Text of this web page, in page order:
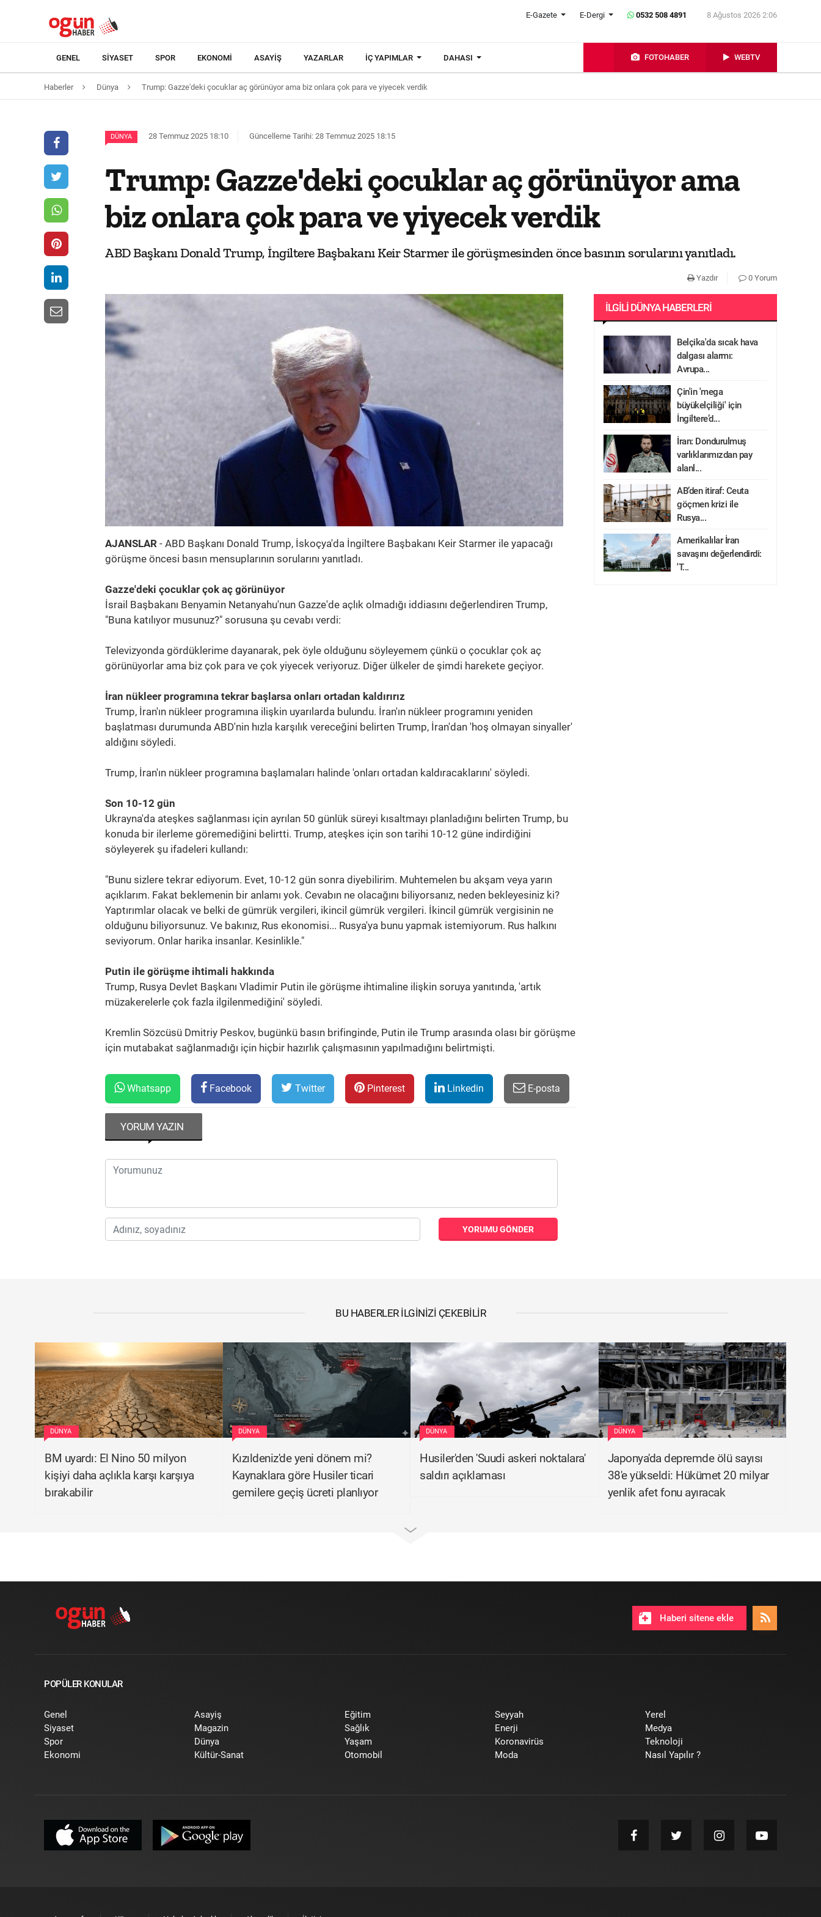
E-Gazete E-Dergi 0532 508 4891 8 Ağustos 2026 2:06
GENEL SIYASET SPOR EKONOMI ASAYIŞ YAZARLAR İÇ YAPIMLAR DAHASI FOTOHABER WEBTV
Haberler Dünya Trump: Gazze'deki çocuklar aç görünüyor ama biz onlara çok para ve yiyecek verdik
DÜNYA 28 Temmuz 2025 18:10 Güncelleme Tarihi: 28 Temmuz 2025 18:15
Trump: Gazze'deki çocuklar aç görünüyor ama
biz onlara çok para ve yiyecek verdik
ABD Başkanı Donald Trump, İngiltere Başbakanı Keir Starmer ile görüşmesinden önce basının sorularını yanıtladı.
Yazdır 0 Yorum
AJANSLAR - ABD Başkanı Donald Trump, İskoçya'da İngiltere Başbakanı Keir Starmer ile yapacağı
görüşme öncesi basın mensuplarının sorularını yanıtladı.
Gazze'deki çocuklar çok aç görünüyor
İsrail Başbakanı Benyamin Netanyahu'nun Gazze'de açlık olmadığı iddiasını değerlendiren Trump,
"Buna katılıyor musunuz?" sorusuna şu cevabı verdi:
Televizyonda gördüklerime dayanarak, pek öyle olduğunu söyleyemem çünkü o çocuklar çok aç
görünüyorlar ama biz çok para ve çok yiyecek veriyoruz. Diğer ülkeler de şimdi harekete geçiyor.
İran nükleer programına tekrar başlarsa onları ortadan kaldırırız
Trump, İran'ın nükleer programına ilişkin uyarılarda bulundu. İran'ın nükleer programını yeniden
başlatması durumunda ABD'nin hızla karşılık vereceğini belirten Trump, İran'dan 'hoş olmayan sinyaller'
aldığını söyledi.
Trump, İran'ın nükleer programına başlamaları halinde 'onları ortadan kaldıracaklarını' söyledi.
Son 10-12 gün
Ukrayna'da ateşkes sağlanması için ayrılan 50 günlük süreyi kısaltmayı planladığını belirten Trump, bu
konuda bir ilerleme göremediğini belirtti. Trump, ateşkes için son tarihi 10-12 güne indirdiğini
söyleyerek şu ifadeleri kullandı:
"Bunu sizlere tekrar ediyorum. Evet, 10-12 gün sonra diyebilirim. Muhtemelen bu akşam veya yarın
açıklarım. Fakat beklemenin bir anlamı yok. Cevabın ne olacağını biliyorsanız, neden bekleyesiniz ki?
Yaptırımlar olacak ve belki de gümrük vergileri, ikincil gümrük vergileri. İkincil gümrük vergisinin ne
olduğunu biliyorsunuz. Ve bakınız, Rus ekonomisi... Rusya'ya bunu yapmak istemiyorum. Rus halkını
seviyorum. Onlar harika insanlar. Kesinlikle."
Putin ile görüşme ihtimali hakkında
Trump, Rusya Devlet Başkanı Vladimir Putin ile görüşme ihtimaline ilişkin soruya yanıtında, 'artık
müzakerelerle çok fazla ilgilenmediğini' söyledi.
Kremlin Sözcüsü Dmitriy Peskov, bugünkü basın brifinginde, Putin ile Trump arasında olası bir görüşme
için mutabakat sağlanmadığı için hiçbir hazırlık çalışmasının yapılmadığını belirtmişti.
Whatsapp Facebook Twitter Pinterest Linkedin E-posta
YORUM YAZIN
YORUMU GÖNDER
İLGILI DÜNYA HABERLERI
Belçika'da sıcak hava
dalgası alarmı:
Avrupa...
Çin'in 'mega
büyükelçiliği' için
İngiltere’d...
İran: Dondurulmuş
varlıklarımızdan pay
alanl...
AB’den itiraf: Ceuta
göçmen krizi ile
Rusya...
Amerikalılar İran
savaşını değerlendirdi:
'T...
BU HABERLER İLGINIZI ÇEKEBILIR
DÜNYA
BM uyardı: El Nino 50 milyon
kişiyi daha açlıkla karşı karşıya
bırakabilir
DÜNYA
Kızıldeniz'de yeni dönem mi?
Kaynaklara göre Husiler ticari
gemilere geçiş ücreti planlıyor
DÜNYA
Husiler'den 'Suudi askeri noktalara'
saldırı açıklaması
DÜNYA
Japonya'da depremde ölü sayısı
38'e yükseldi: Hükümet 20 milyar
yenlik afet fonu ayıracak
Haberi sitene ekle
POPÜLER KONULAR
Genel
Siyaset
Spor
Ekonomi
Asayiş
Magazin
Dünya
Kültür-Sanat
Eğitim
Sağlık
Yaşam
Otomobil
Seyyah
Enerji
Koronavirüs
Moda
Yerel
Medya
Teknoloji
Nasıl Yapılır ?